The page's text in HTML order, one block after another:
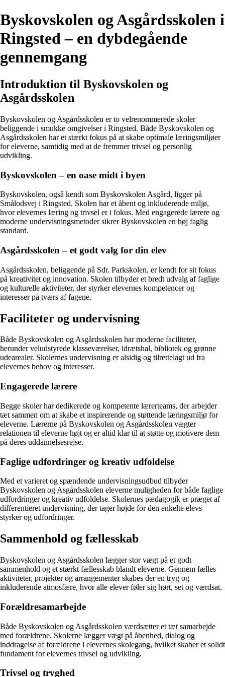
Byskovskolen og Asgårdsskolen i
Ringsted – en dybdegående
gennemgang
Introduktion til Byskovskolen og
Asgårdsskolen
Byskovskolen og Asgårdsskolen er to velrenommerede skoler
beliggende i smukke omgivelser i Ringsted. Både Byskovskolen og
Asgårdsskolen har et stærkt fokus på at skabe optimale læringsmiljøer
for eleverne, samtidig med at de fremmer trivsel og personlig
udvikling.
Byskovskolen – en oase midt i byen
Byskovskolen, også kendt som Byskovskolen Asgård, ligger på
Smålodsvej i Ringsted. Skolen har et åbent og inkluderende miljø,
hvor elevernes læring og trivsel er i fokus. Med engagerede lærere og
moderne undervisningsmetoder sikrer Byskovskolen en høj faglig
standard.
Asgårdsskolen – et godt valg for din elev
Asgårdsskolen, beliggende på Sdr. Parkskolen, er kendt for sit fokus
på kreativitet og innovation. Skolen tilbyder et bredt udvalg af faglige
og kulturelle aktiviteter, der styrker elevernes kompetencer og
interesser på tværs af fagene.
Faciliteter og undervisning
Både Byskovskolen og Asgårdsskolen har moderne faciliteter,
herunder veludstyrede klasseværelser, idrætshal, bibliotek og grønne
udearealer. Skolernes undervisning er alsidig og tilrettelagt ud fra
elevernes behov og interesser.
Engagerede lærere
Begge skoler har dedikerede og kompetente lærerteams, der arbejder
tæt sammen om at skabe et inspirerende og støttende læringsmiljø for
eleverne. Lærerne på Byskovskolen og Asgårdsskolen vægter
relationen til eleverne højt og er altid klar til at støtte og motivere dem
på deres uddannelsesrejse.
Faglige udfordringer og kreativ udfoldelse
Med et varieret og spændende undervisningsudbud tilbyder
Byskovskolen og Asgårdsskolen eleverne muligheden for både faglige
udfordringer og kreativ udfoldelse. Skolernes pædagogik er præget af
differentieret undervisning, der tager højde for den enkelte elevs
styrker og udfordringer.
Sammenhold og fællesskab
Byskovskolen og Asgårdsskolen lægger stor vægt på et godt
sammenhold og et stærkt fællesskab blandt eleverne. Gennem fælles
aktiviteter, projekter og arrangementer skabes der en tryg og
inkluderende atmosfære, hvor alle elever føler sig hørt, set og værdsat.
Forældresamarbejde
Både Byskovskolen og Asgårdsskolen værdsætter et tæt samarbejde
med forældrene. Skolerne lægger vægt på åbenhed, dialog og
inddragelse af forældrene i elevernes skolegang, hvilket skaber et solidt
fundament for elevernes trivsel og udvikling.
Trivsel og tryghed